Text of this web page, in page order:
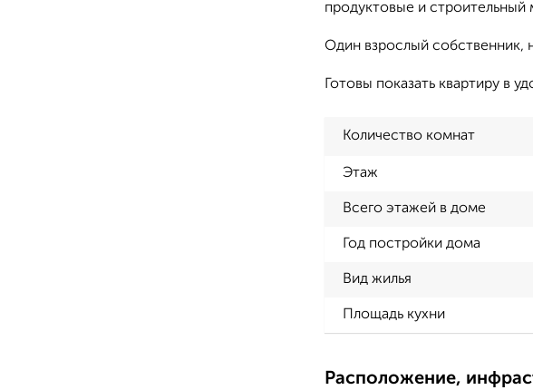
продуктовые и строительный
Один взрослый собственник,
Готовы показать квартиру в
Количество комнат
Этаж
Всего этажей в доме
Год постройки дома
Вид жилья
Площадь кухни
Расположение,